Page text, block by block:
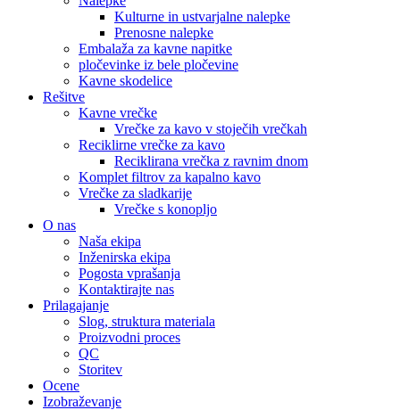
Kulturne in ustvarjalne nalepke
Prenosne nalepke
Embalaža za kavne napitke
pločevinke iz bele pločevine
Kavne skodelice
Rešitve
Kavne vrečke
Vrečke za kavo v stoječih vrečkah
Reciklirne vrečke za kavo
Reciklirana vrečka z ravnim dnom
Komplet filtrov za kapalno kavo
Vrečke za sladkarije
Vrečke s konopljo
O nas
Naša ekipa
Inženirska ekipa
Pogosta vprašanja
Kontaktirajte nas
Prilagajanje
Slog, struktura materiala
Proizvodni proces
QC
Storitev
Ocene
Izobraževanje